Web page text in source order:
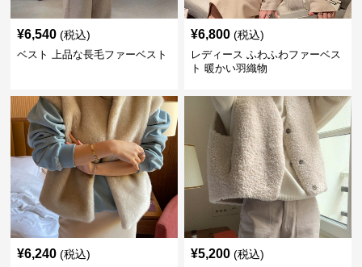
¥6,540 (税込)
ベスト 上品な長毛ファーベスト
¥6,800 (税込)
レディース ふわふわファーベス
ト 暖かい羽織物
¥6,240 (税込) ¥5,200 (税込)